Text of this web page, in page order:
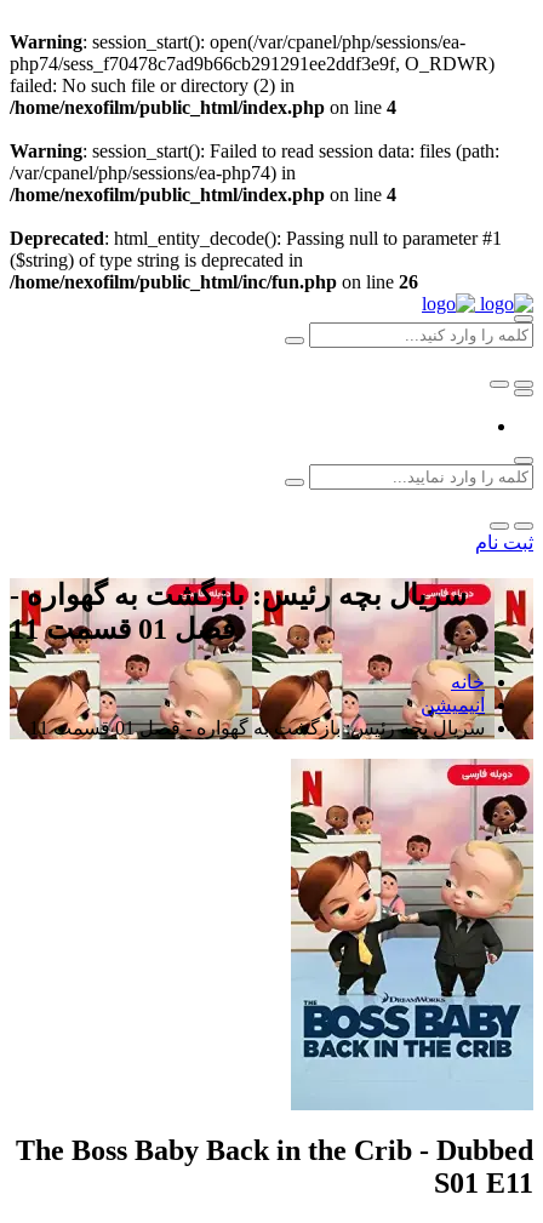
Warning: session_start(): open(/var/cpanel/php/sessions/ea-
php74/sess_f70478c7ad9b66cb291291ee2ddf3e9f, O_RDWR)
failed: No such file or directory (2) in
/home/nexofilm/public_html/index.php on line 4
Warning: session_start(): Failed to read session data: files (path:
/var/cpanel/php/sessions/ea-php74) in
/home/nexofilm/public_html/index.php on line 4
Deprecated: html_entity_decode(): Passing null to parameter #1
($string) of type string is deprecated in
/home/nexofilm/public_html/inc/fun.php on line 26
ثبت نام
سریال بچه رئیس: بازگشت به گهواره -
فصل 01 قسمت 11
خانه
انیمیشن
سریال بچه رئیس: بازگشت به گهواره - فصل 01 قسمت 11
The Boss Baby Back in the Crib - Dubbed
S01 E11